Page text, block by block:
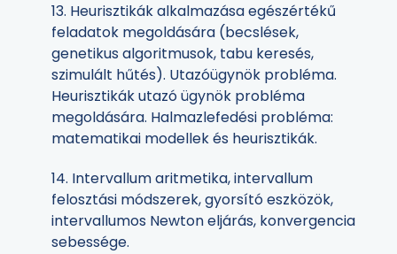
13. Heurisztikák alkalmazása egészértékű
feladatok megoldására (becslések,
genetikus algoritmusok, tabu keresés,
szimulált hűtés). Utazóügynök probléma.
Heurisztikák utazó ügynök probléma
megoldására. Halmazlefedési probléma:
matematikai modellek és heurisztikák.
14. Intervallum aritmetika, intervallum
felosztási módszerek, gyorsító eszközök,
intervallumos Newton eljárás, konvergencia
sebessége.